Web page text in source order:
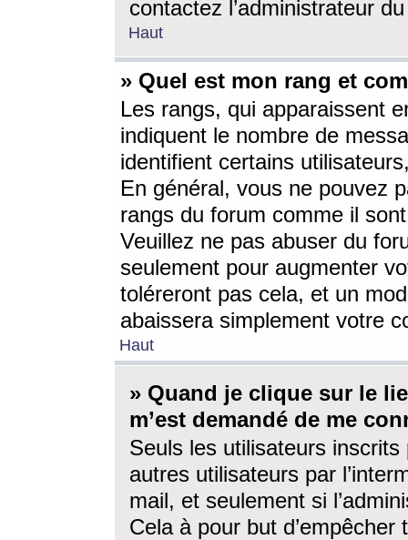
contactez l’administrateur
Haut
» Quel est mon rang et
Les rangs, qui apparaissent
indiquent le nombre de
identifient certains
En général, vous ne pouvez
rangs du forum comme il
Veuillez ne pas abuser du
seulement pour augmenter
toléreront pas cela, et un
abaissera simplement votre
Haut
» Quand je clique sur le
m’est demandé de me
Seuls les utilisateurs
autres utilisateurs par
mail, et seulement si
Cela à pour but